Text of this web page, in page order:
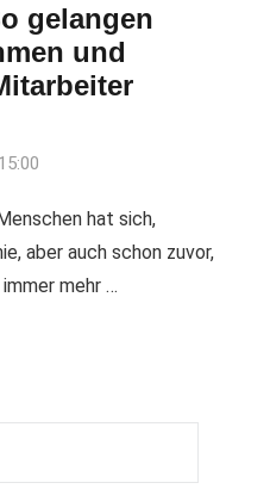
gelangen
und
hat sich,
aber auch schon zuvor,
mehr …